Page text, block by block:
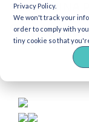
Privacy Policy.
We won't track your
order to comply with
tiny cookie so that
GLUTAMINA